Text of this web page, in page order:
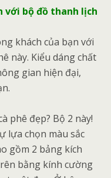
với bộ đồ thanh lịch
khách của bạn với
này. Kiểu dáng chất
gian hiện đại,
phê đẹp? Bộ 2 này!
lựa chọn màu sắc
gồm 2 bảng kích
bằng kính cường